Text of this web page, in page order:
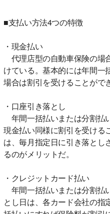
■支払い方法4つの特徴
・現金払い
代理店型の自動車保険の場
けている。基本的には年間一
場合は割引を受けることがで
・口座引き落とし
年間一括払いまたは分割払
現金払い同様に割引を受ける
は、毎月指定日に引き落とし
るのがメリットだ。
・クレジットカード払い
年間一括払いまたは分割払
とし日は、各カード会社の指